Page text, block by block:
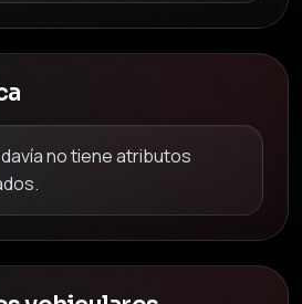
no tiene atributos